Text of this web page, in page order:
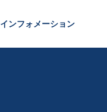
インフォメーション